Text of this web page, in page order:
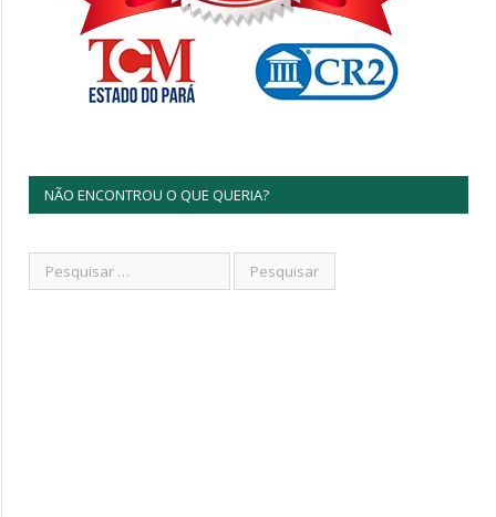
NÃO ENCONTROU O QUE QUERIA?